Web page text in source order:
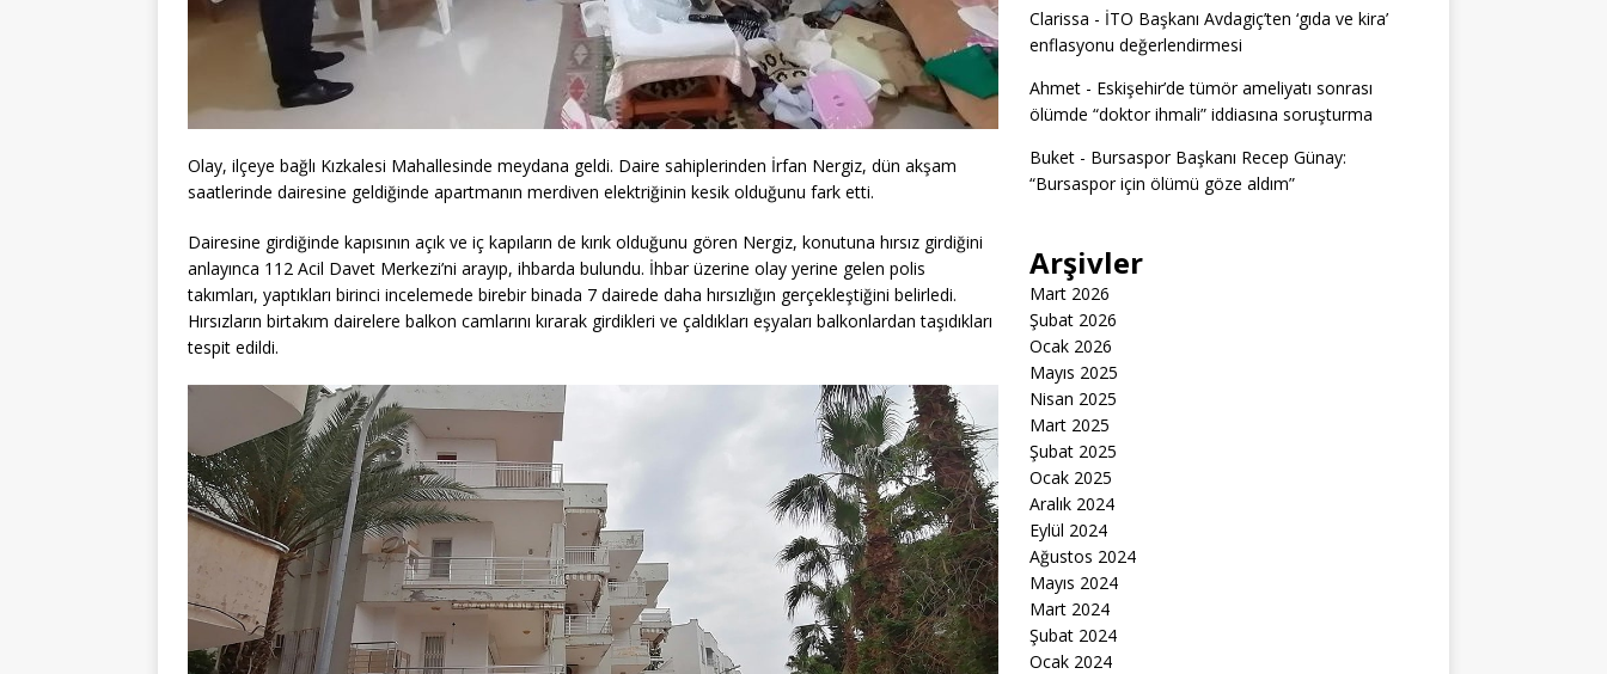
Olay, ilçeye bağlı Kızkalesi Mahallesinde meydana geldi. Daire sahiplerinden İrfan Nergiz, dün akşam
saatlerinde dairesine geldiğinde apartmanın merdiven elektriğinin kesik olduğunu fark etti.
Dairesine girdiğinde kapısının açık ve iç kapıların de kırık olduğunu gören Nergiz, konutuna hırsız girdiğini
anlayınca 112 Acil Davet Merkezi’ni arayıp, ihbarda bulundu. İhbar üzerine olay yerine gelen polis
takımları, yaptıkları birinci incelemede birebir binada 7 dairede daha hırsızlığın gerçekleştiğini belirledi.
Hırsızların birtakım dairelere balkon camlarını kırarak girdikleri ve çaldıkları eşyaları balkonlardan taşıdıkları
tespit edildi.
Clarissa - İTO Başkanı Avdagiç’ten ‘gıda ve kira’
enflasyonu değerlendirmesi
Ahmet- Eskişehir’de tümör ameliyatı sonrası
ölümde “doktor ihmali” iddiasına soruşturma
Buket- Bursaspor Başkanı Recep Günay:
“Bursaspor için ölümü göze aldım”
Arşivler
Mart 2026
Şubat 2026
Ocak 2026
Mayıs 2025
Nisan 2025
Mart 2025
Şubat 2025
Ocak 2025
Aralık 2024
Eylül 2024
Ağustos 2024
Mayıs 2024
Mart 2024
Şubat 2024
Ocak 2024